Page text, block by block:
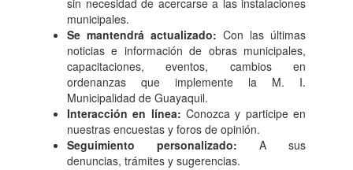
sin necesidad de acercarse a las instalaciones
municipales.
Se mantendrá actualizado: Con las últimas
noticias e información de obras municipales,
capacitaciones, eventos, cambios en
ordenanzas que implemente la M. I.
Municipalidad de Guayaquil.
Interacción en línea: Conozca y participe en
nuestras encuestas y foros de opinión.
Seguimiento personalizado: A sus
denuncias, trámites y sugerencias.